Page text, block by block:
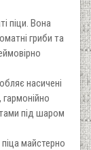
піци. Вона
гриби та
насичені
під шаром
майстерно